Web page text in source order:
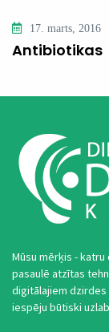
17. marts, 2016
Antibiotikas
Mūsu mērķis -
pasaulē atzītas
digitālajiem
iespēju būtiski